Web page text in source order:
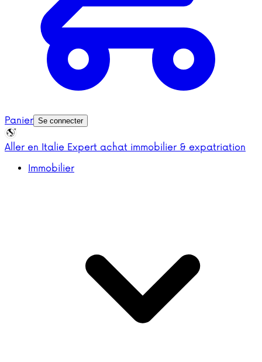
Panier Se connecter
Aller en Italie Expert achat immobilier & expatriation
Immobilier